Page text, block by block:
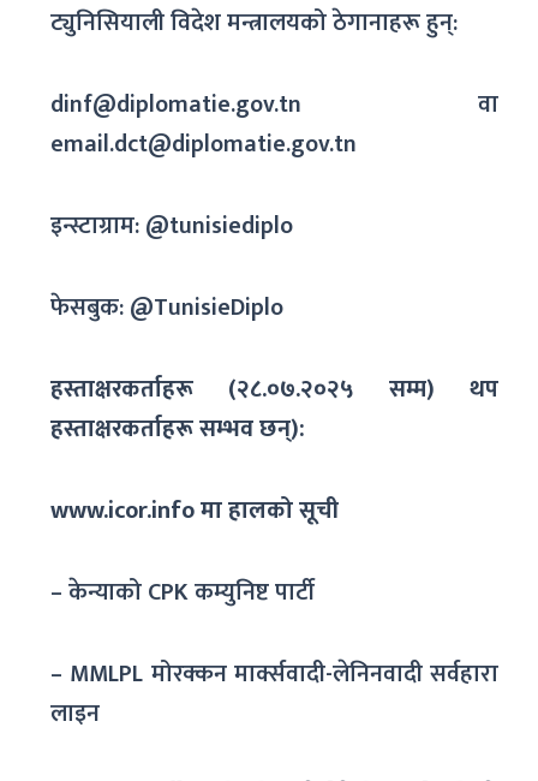
ट्युनिसियाली विदेश मन्त्रालयको ठेगानाहरू हुन्:
dinf@diplomatie.gov.tn वा
email.dct@diplomatie.gov.tn
इन्स्टाग्राम: @tunisiediplo
फेसबुक: @TunisieDiplo
हस्ताक्षरकर्ताहरू (२८.०७.२०२५ सम्म) थप
हस्ताक्षरकर्ताहरू सम्भव छन्):
www.icor.infoमा हालको सूची
– केन्याको CPK कम्युनिष्ट पार्टी
– MMLPL मोरक्कन मार्क्सवादी-लेनिनवादी सर्वहारा
लाइन